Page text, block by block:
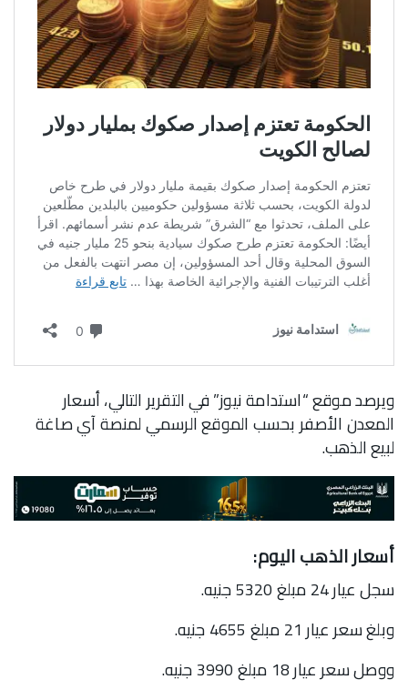
ويرصد موقع “استدامة نيوز” في التقرير التالي، أسعار
المعدن الأصفر بحسب الموقع الرسمي لمنصة آي صاغة
لبيع الذهب.
أسعار الذهب اليوم:
سجل عيار 24 مبلغ 5320 جنيه.
وبلغ سعر عيار 21 مبلغ 4655 جنيه.
ووصل سعر عيار 18 مبلغ 3990 جنيه.